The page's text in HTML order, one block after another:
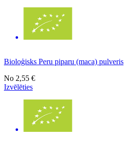
Bioloģisks Peru piparu (maca) pulveris
No 2,55 €
Izvēlēties